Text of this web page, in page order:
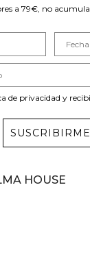
a 79€, no
de privacidad y
SUSCRIBIRME
HOUSE